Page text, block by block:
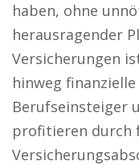
haben, ohne
herausragender
Versicherungen
hinweg
Berufseinsteiger
profitieren durch